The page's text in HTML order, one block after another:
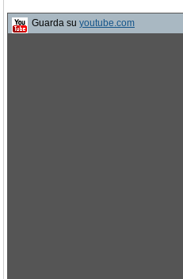
Guarda su youtube.com